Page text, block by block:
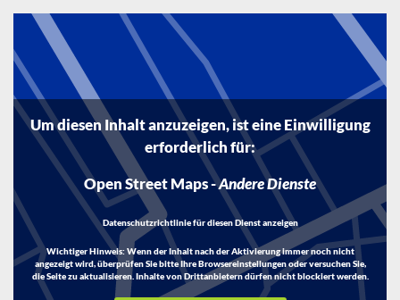
Um diesen Inhalt anzuzeigen, ist eine Einwilligung
erforderlich für:
Open Street Maps-Andere Dienste
Datenschutzrichtlinie für diesen Dienst anzeigen
Wichtiger Hinweis:Wenn der Inhalt nach der Aktivierung immer noch nicht
angezeigt wird, überprüfen Sie bitte Ihre Browsereinstellungen oder versuchen Sie,
die Seite zu aktualisieren. Inhalte von Drittanbietern dürfen nicht blockiert werden.